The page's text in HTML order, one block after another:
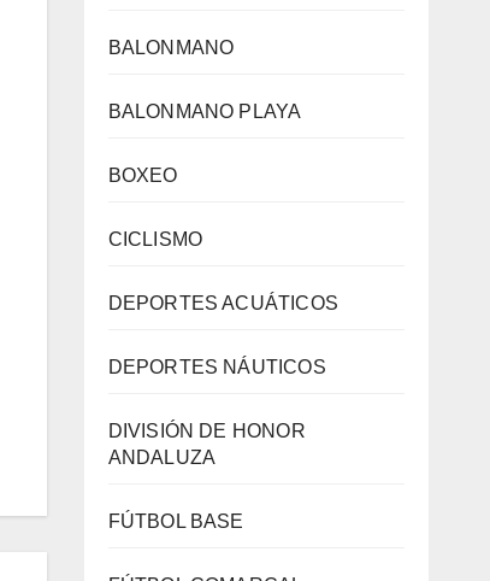
BALONMANO
BALONMANO PLAYA
BOXEO
CICLISMO
DEPORTES ACUÁTICOS
DEPORTES NÁUTICOS
DIVISIÓN DE HONOR
ANDALUZA
FÚTBOL BASE